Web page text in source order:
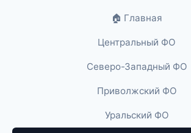
🏠 Главная
Центральный ФО
Северо-Западный ФО
Приволжский ФО
Уральский ФО